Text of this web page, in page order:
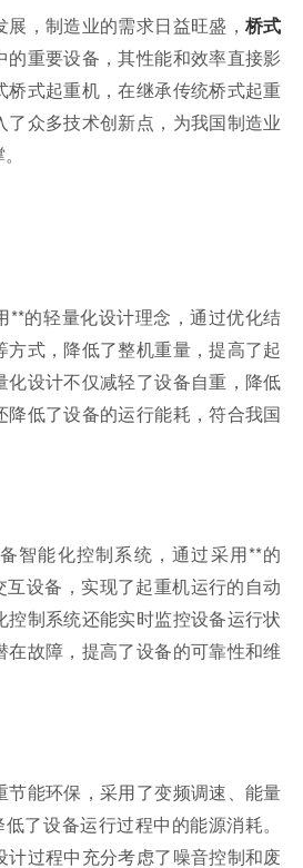
，制造业的需求日益旺盛， 桥式
的重要设备，其性能和效率直接影
式起重机，在继承传统桥式起重
众多技术创新点，为我国制造业
**的轻量化设计理念，通过优化结
式，降低了整机重量，提高了起
化设计不仅减轻了设备自重，降低
降低了设备的运行能耗，符合我国
智能化控制系统，通过采用**的
互设备，实现了起重机运行的自动
制系统还能实时监控设备运行状
故障，提高了设备的可靠性和维
节能环保，采用了变频调速、能量
了设备运行过程中的能源消耗。
计过程中充分考虑了噪音控制和废